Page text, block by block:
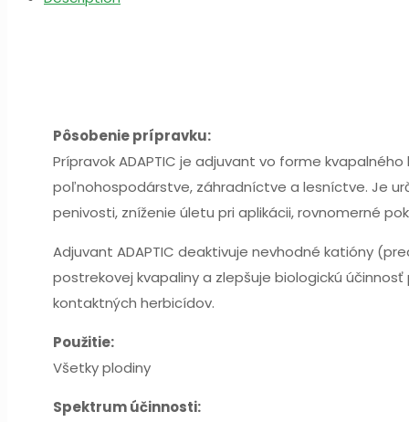
Pôsobenie prípravku:
Prípravok ADAPTIC je adjuvant vo forme
poľnohospodárstve, záhradníctve a lesníctve. Je
penivosti, zníženie úletu pri aplikácii, rovnomerné
Adjuvant ADAPTIC deaktivuje nevhodné katióny
postrekovej kvapaliny a zlepšuje biologickú
kontaktných herbicídov.
Použitie:
Všetky plodiny
Spektrum účinnosti: